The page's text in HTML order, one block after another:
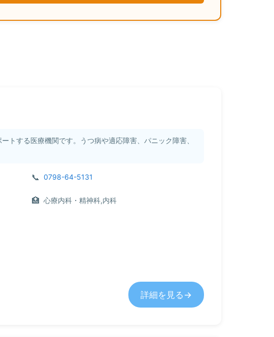
トする医療機関です。うつ病や適応障害、パニック障害、
0798-64-5131
心療内科・精神科,内科
詳細を見る